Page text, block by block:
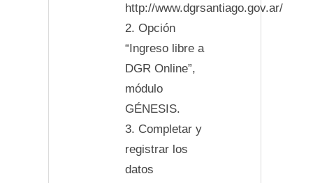
http://www.dgrsantiago.gov.ar/
2. Opción
“Ingreso libre a
DGR Online”,
módulo
GÉNESIS.
3. Completar y
registrar los
datos